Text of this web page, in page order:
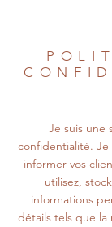
Je suis une
confidentialité.
informer vos
utilisez,
informations
détails tels que la